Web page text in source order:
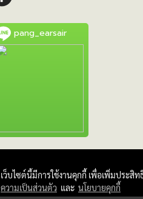
pang_earsair
เว็บไซต์นี้มีการใช้งานคุกกี้ เพื่อเพิ่มประสิ
ความเป็นส่วนตัว และ นโยบายคุกกี้